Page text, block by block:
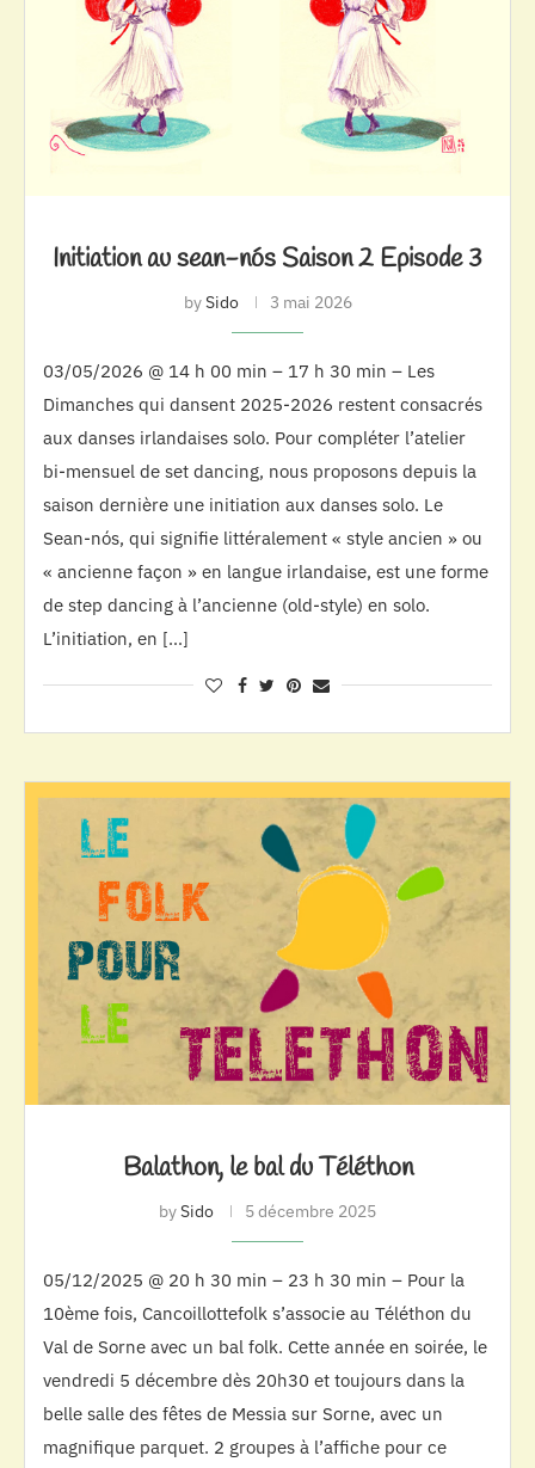
Initiation au sean-nós Saison 2 Episode 3
bySido 3 mai 2026
03/05/2026 @ 14 h 00 min – 17 h 30 min – Les
Dimanches qui dansent 2025-2026 restent consacrés
aux danses irlandaises solo. Pour compléter l’atelier
bi-mensuel de set dancing, nous proposons depuis la
saison dernière une initiation aux danses solo. Le
Sean-nós, qui signifie littéralement « style ancien » ou
« ancienne façon » en langue irlandaise, est une forme
de step dancing à l’ancienne (old-style) en solo.
L’initiation, en […]
Balathon, le bal du Téléthon
bySido 5 décembre 2025
05/12/2025 @ 20 h 30 min – 23 h 30 min – Pour la
10ème fois, Cancoillottefolk s’associe au Téléthon du
Val de Sorne avec un bal folk. Cette année en soirée, le
vendredi 5 décembre dès 20h30 et toujours dans la
belle salle des fêtes de Messia sur Sorne, avec un
magnifique parquet. 2 groupes à l’affiche pour ce